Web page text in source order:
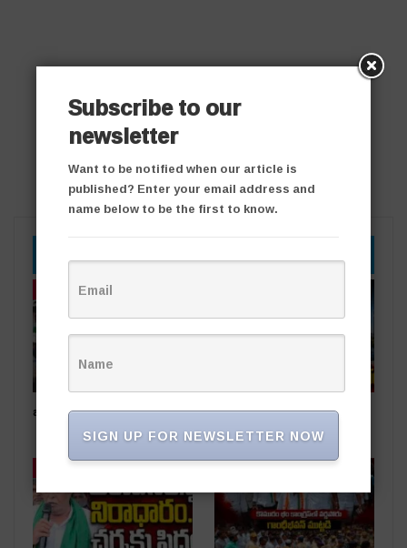
YOU MIGHT ALSO LIKE
తాజా వార్తలు
ఒడిషా నుంచి తెలంగాణ‌కు.. సింగరేణి చరిత్రలో కీలక ఘట్టం..
నైనీ బొగ్గు సరఫరా ప్రారంభం
Subscribe to our
newsletter
Want to be notified when our article is
published? Enter your email address and
name below to be the first to know.
SIGN UP FOR NEWSLETTER NOW